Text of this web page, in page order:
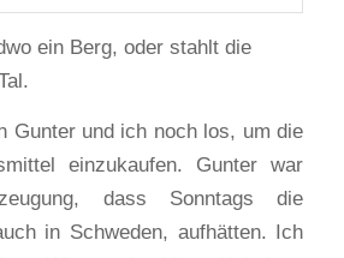
ein Berg, oder stahlt die
Gunter und ich noch los, um die
einzukaufen. Gunter war
dass Sonntags die
in Schweden, aufhätten. Ich